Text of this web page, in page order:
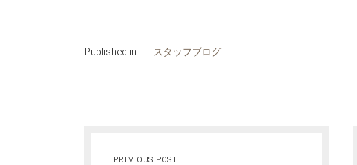
Published in スタッフブログ
PREVIOUS POST